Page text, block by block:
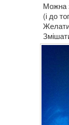
Можна
(і до